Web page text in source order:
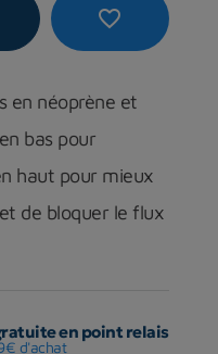
favorite_border
en néoprène et
bas pour
haut pour mieux
de bloquer le flux
en point relais
d'achat